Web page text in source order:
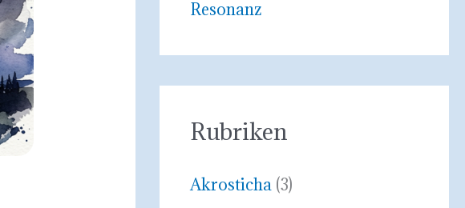
Resonanz
Rubriken
Akrosticha(3)